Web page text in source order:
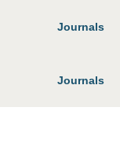
Journals
Journals